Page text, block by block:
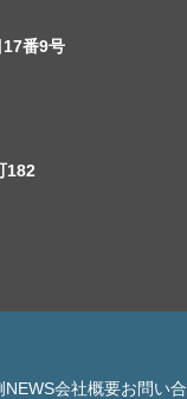
番9号
182
NEWS会社概要お問い合